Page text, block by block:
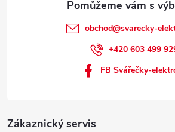
Zákaznický servis
obchod@svarecky-
+420 603 499
FB Svářečky-